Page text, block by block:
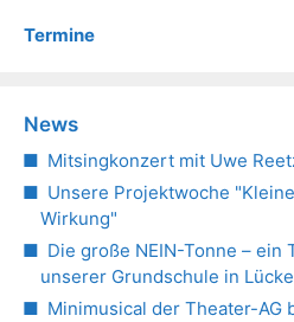
Termine
News
Mitsingkonzert mit Uwe
Unsere Projektwoche
Wirkung"
Die große NEIN-Tonne – ein
unserer Grundschule in
Minimusical der Theater-AG